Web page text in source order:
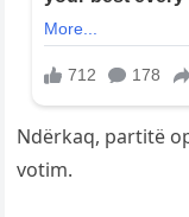
Ndërkaq, partitë
votim.